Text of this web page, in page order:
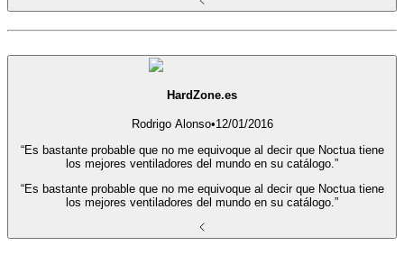
HardZone.es
Rodrigo Alonso•12/01/2016
“Es bastante probable que no me equivoque al decir que Noctua tiene
los mejores ventiladores del mundo en su catálogo.”
“Es bastante probable que no me equivoque al decir que Noctua tiene
los mejores ventiladores del mundo en su catálogo.”